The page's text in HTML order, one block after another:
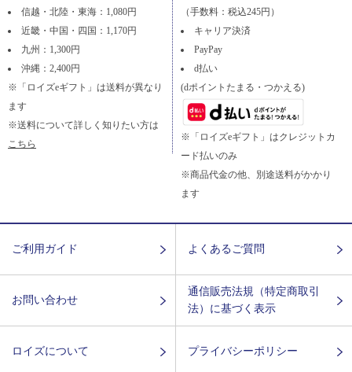
信越・北陸・東海：1,080円
近畿・中国・四国：1,170円
九州：1,300円
沖縄：2,400円
※「ロイズeギフト」は送料が異なり
ます
※送料について詳しく知りたい方は
こちら
（手数料：税込245円）
キャリア決済
PayPay
d払い
(dポイントたまる・つかえる)
※「ロイズeギフト」はクレジットカ
ード払いのみ
※商品代金の他、別途送料がかかり
ます
ご利用ガイド よくあるご質問
お問い合わせ
通信販売法規（特定商取引
法）に基づく表示
ロイズについて プライバシーポリシー